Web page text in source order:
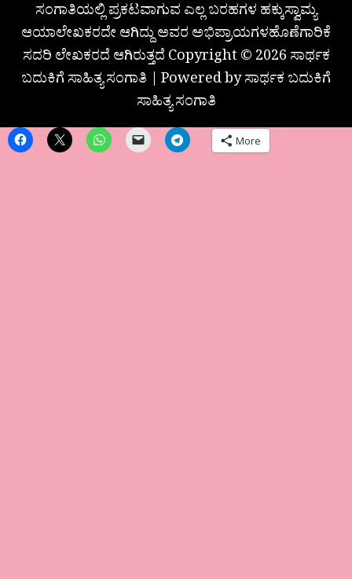
ಸಂಗಾತಿಯಲ್ಲಿ ಪ್ರಕಟವಾಗುವ ಎಲ್ಲ ಬರಹಗಳ ಹಕ್ಕುಸ್ವಾಮ್ಯ
ಆಯಾಲೇಖಕರದೇ ಆಗಿದ್ದು ಅವರ ಅಭಿಪ್ರಾಯಗಳಹೊಣೆಗಾರಿಕೆ
ಸದರಿ ಲೇಖಕರದೆ ಆಗಿರುತ್ತದೆ Copyright © 2026 ಸಾರ್ಥಕ
ಬದುಕಿಗೆ ಸಾಹಿತ್ಯ ಸಂಗಾತಿ | Powered by ಸಾರ್ಥಕ ಬದುಕಿಗೆ
ಸಾಹಿತ್ಯ ಸಂಗಾತಿ
More